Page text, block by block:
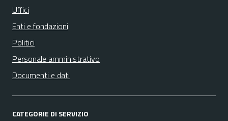
Uffici
Enti e fondazioni
Politici
Personale amministrativo
Documenti e dati
CATEGORIE DI SERVIZIO